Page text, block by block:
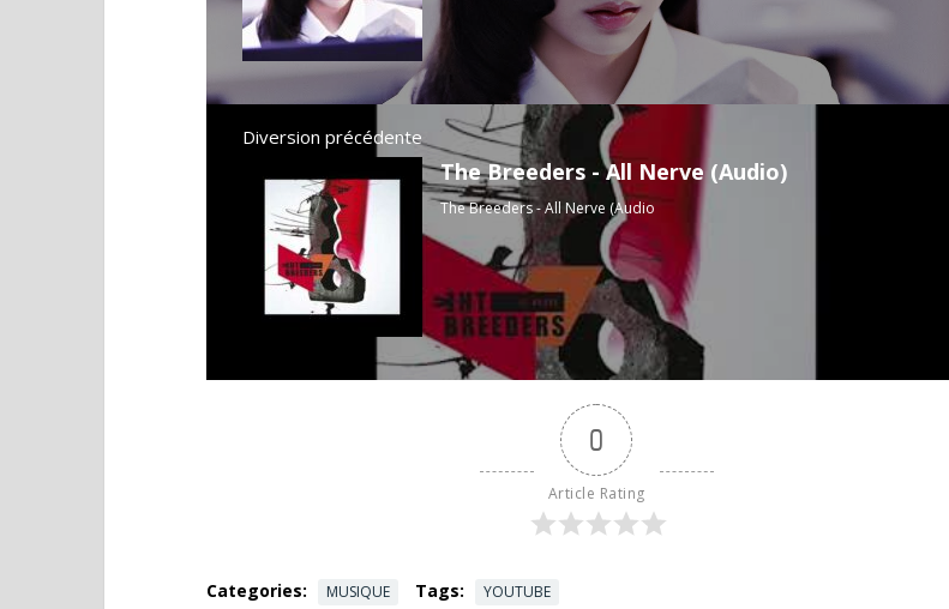
Diversion précédente
The Breeders - All Nerve (Audio)
The Breeders - All Nerve (Audio
0
Article Rating
Categories: MUSIQUE Tags: YOUTUBE